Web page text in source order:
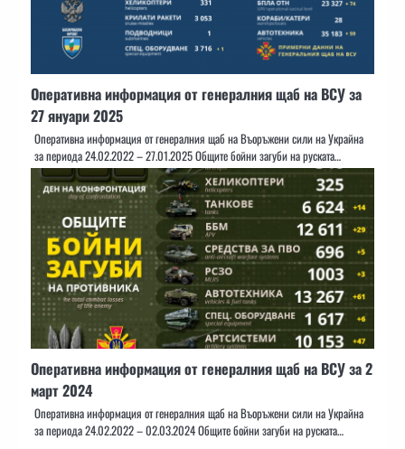
Оперативна информация от генералния щаб на ВСУ за
27 януари 2025
Оперативна информация от генералния щаб на Въоръжени сили на Украйна
за периода 24.02.2022 – 27.01.2025 Общите бойни загуби на руската…
Оперативна информация от генералния щаб на ВСУ за 2
март 2024
Оперативна информация от генералния щаб на Въоръжени сили на Украйна
за периода 24.02.2022 – 02.03.2024 Общите бойни загуби на руската…